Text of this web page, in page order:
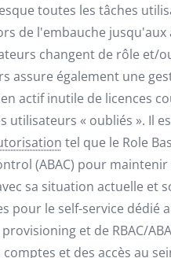
toutes les tâches
de l'embauche
changent de rôle et/
assure également une
actif inutile de licences
utilisateurs « oubliés ». Il
tel que le Role
(ABAC) pour
sa situation actuelle et
pour le self-service dédié
et de RBAC/
et des accès au